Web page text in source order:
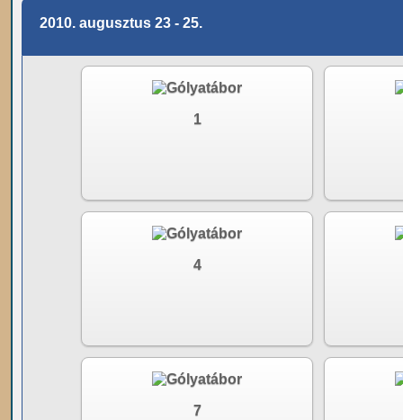
2010. augusztus 23 - 25.
1
4
7